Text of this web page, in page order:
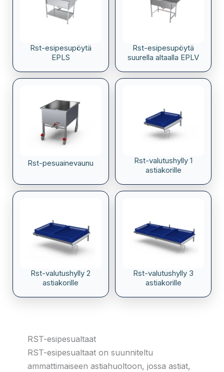
Rst-esipesupöytä
EPLS
Rst-esipesupöytä
suurella altaalla EPLV
Rst-pesuainevaunu
Rst-valutushylly 1
astiakorille
Rst-valutushylly 2
astiakorille
Rst-valutushylly 3
astiakorille
RST-esipesualtaat
RST-esipesualtaat on suunniteltu
ammattimaiseen astiahuoltoon, jossa astiat,